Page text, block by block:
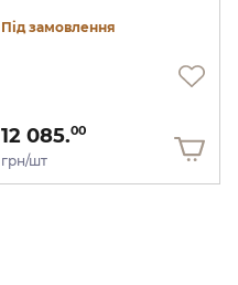
Під замовлення
12 085.00
грн/шт